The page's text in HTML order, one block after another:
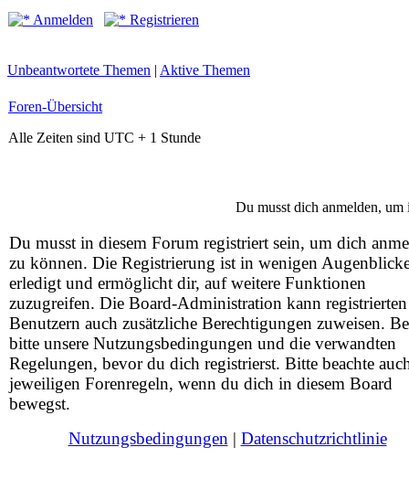
Anmelden Registrieren
Unbeantwortete Themen | Aktive Themen
Foren-Übersicht
Alle Zeiten sind UTC + 1 Stunde
Du musst dich anmelden,
Du musst in diesem Forum registriert sein, um dich
zu können. Die Registrierung ist in wenigen
erledigt und ermöglicht dir, auf weitere Funktionen
zuzugreifen. Die Board-Administration kann registrierten
Benutzern auch zusätzliche Berechtigungen zuweisen.
bitte unsere Nutzungsbedingungen und die verwandten
Regelungen, bevor du dich registrierst. Bitte beachte
jeweiligen Forenregeln, wenn du dich in diesem Board
bewegst.
Nutzungsbedingungen | Datenschutzrichtlinie